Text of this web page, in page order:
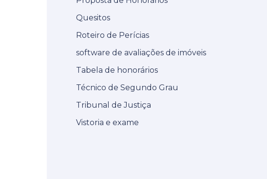
Quesitos
Roteiro de Perícias
software de avaliações de imóveis
Tabela de honorários
Técnico de Segundo Grau
Tribunal de Justiça
Vistoria e exame